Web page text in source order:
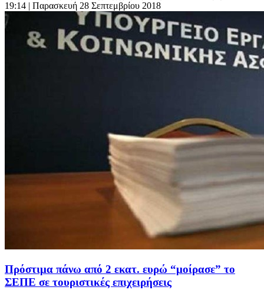
19:14 | Παρασκευή 28 Σεπτεμβρίου 2018
Πρόστιμα πάνω από 2 εκατ. ευρώ “μοίρασε” το
ΣΕΠΕ σε τουριστικές επιχειρήσεις